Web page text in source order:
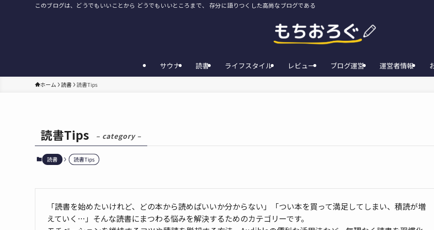
このブログは、どうでもいいことから どうでもいいところまで、 存分に語りつくした高尚なブログである
サウナ 読書 ライフスタイル レビュー ブログ運営 運営者情報
ホーム 読書 読書Tips
読書Tips – category –
読書 読書Tips
「読書を始めたいけれど、どの本から読めばいいか分からない」「つい本を買って満足してしまい、積読が増
えていく…」そんな読書にまつわる悩みを解決するためのカテゴリーです。